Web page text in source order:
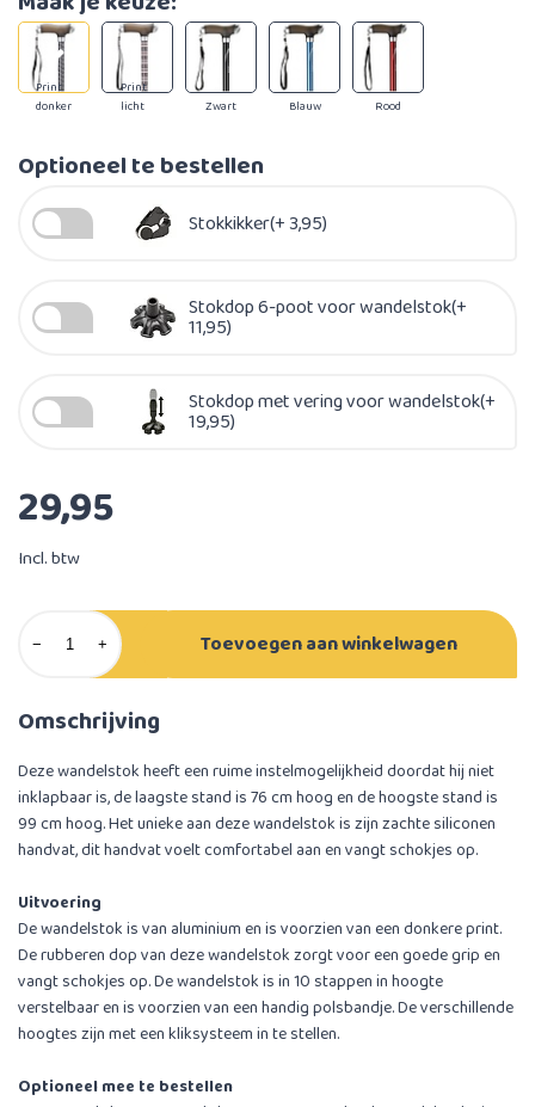
Print
licht
Print
donker
Zwart Blauw Rood
Optioneel te bestellen
Stokkikker(+ 3,95)
Stokdop 6-poot voor wandelstok(+
11,95)
Stokdop met vering voor wandelstok(+
19,95)
29,95
Incl. btw
− + Toevoegen aan winkelwagen
Omschrijving
Deze wandelstok heeft een ruime instelmogelijkheid doordat hij niet
inklapbaar is, de laagste stand is 76 cm hoog en de hoogste stand is
99 cm hoog. Het unieke aan deze wandelstok is zijn zachte siliconen
handvat, dit handvat voelt comfortabel aan en vangt schokjes op.
Uitvoering
De wandelstok is van aluminium en is voorzien van een donkere print.
De rubberen dop van deze wandelstok zorgt voor een goede grip en
vangt schokjes op. De wandelstok is in 10 stappen in hoogte
verstelbaar en is voorzien van een handig polsbandje. De verschillende
hoogtes zijn met een kliksysteem in te stellen.
Optioneel mee te bestellen